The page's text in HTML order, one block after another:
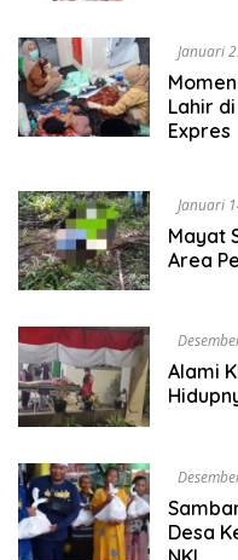
Januari
Lahir
Expres
Januari
Mayat
Area
Alami
Desa